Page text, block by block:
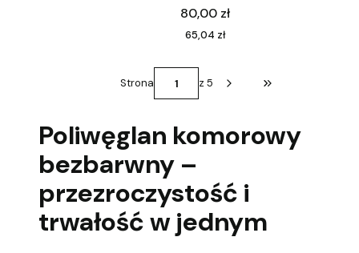
Cena
80,00 zł
Cena
65,04 zł
Strona z 5 Przejdź do
Poliwęglan komorowy
bezbarwny –
przezroczystość i
trwałość w jednym